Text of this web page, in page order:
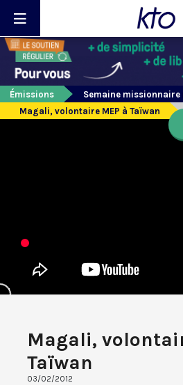
Émissions
Semaine
Magali, volontaire MEP à Taïwan
Magali,
Taïwan
03/02/2012